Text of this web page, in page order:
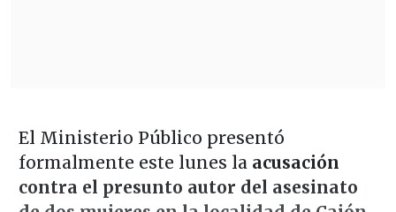
El Ministerio Público presentó
formalmente este lunes la acusación
contra el presunto autor del asesinato